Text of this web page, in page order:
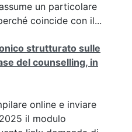
un particolare
coincide con il...
strutturato sulle
del counselling, in
online e inviare
il modulo